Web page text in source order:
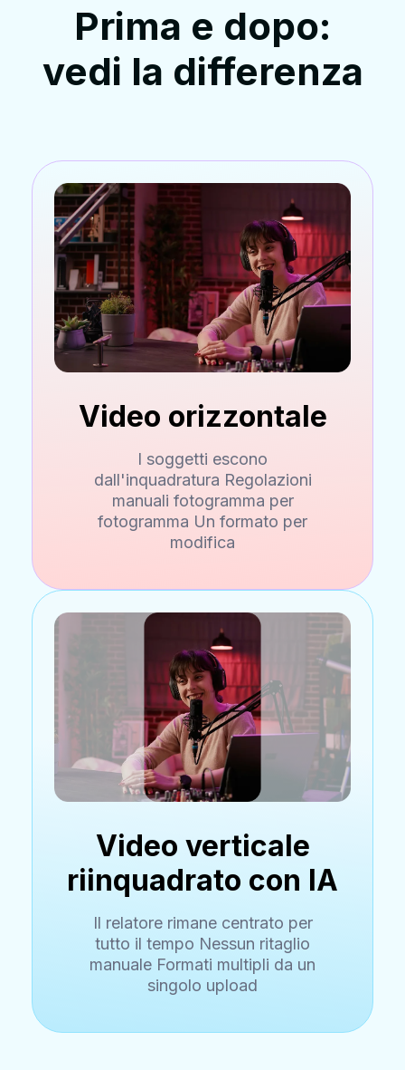
Prima e dopo:
vedi la differenza
Video orizzontale
I soggetti escono
dall'inquadratura Regolazioni
manuali fotogramma per
fotogramma Un formato per
modifica
Video verticale
riinquadrato con IA
Il relatore rimane centrato per
tutto il tempo Nessun ritaglio
manuale Formati multipli da un
singolo upload